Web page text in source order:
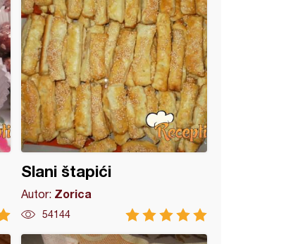
Slani štapići
Autor: Zorica
54144